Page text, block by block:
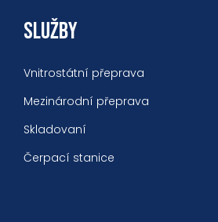
SLUŽBY
Vnitrostátní přeprava
Mezinárodní přeprava
Skladovaní
Čerpací stanice